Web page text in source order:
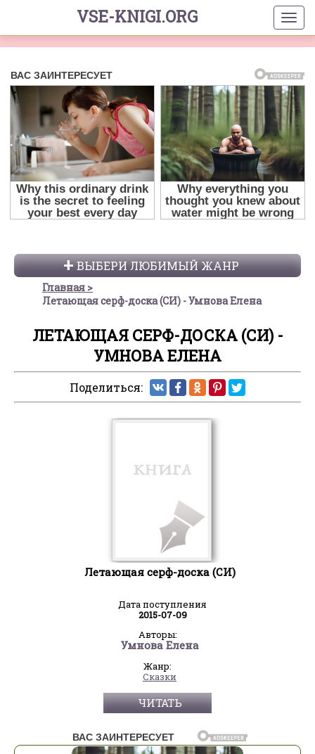
VSE-KNIGI.ORG
ВЫБЕРИ ЛЮБИМЫЙ ЖАНР
Главная
Летающая серф-доска (СИ) - Умнова Елена
ЛЕТАЮЩАЯ СЕРФ-ДОСКА (СИ) -
УМНОВА ЕЛЕНА
Поделиться:
Летающая серф-доска (СИ)
Дата поступления
2015-07-09
Авторы:
Умнова Елена
Жанр:
Сказки
ЧИТАТЬ